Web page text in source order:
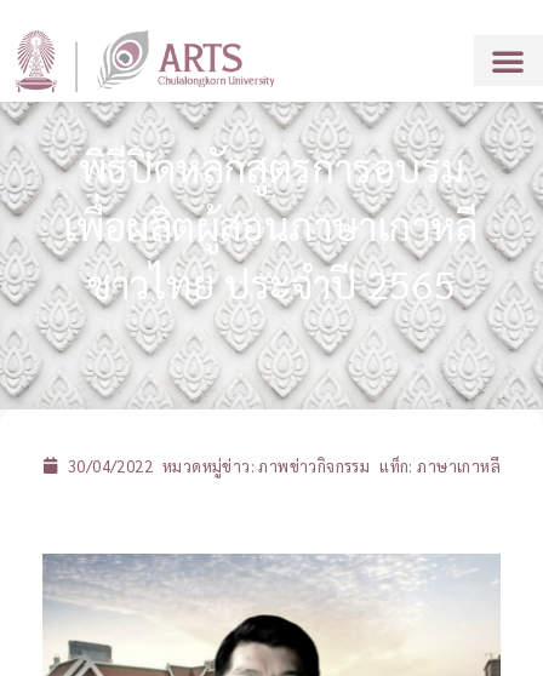
พิธีปิดหลักสูตรการอบรม
เพื่อผลิตผู้สอนภาษาเกาหลี
ชาวไทย ประจำปี 2565
30/04/2022 หมวดหมู่ข่าว:ภาพข่าวกิจกรรม แท็ก: ภาษาเกาหลี